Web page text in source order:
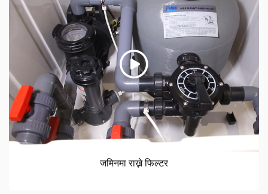
जमिनमा राख्ने फिल्टर